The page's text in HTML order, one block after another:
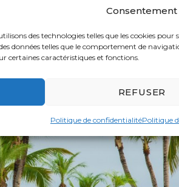
Consentement
des technologies telles que les cookies
données telles que le comportement de
certaines caractéristiques et fonctions.
REFUSER
Politique de confidentialitéPolitique